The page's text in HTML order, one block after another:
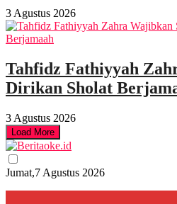
3 Agustus 2026
Tahfidz Fathiyyah
Dirikan Sholat
3 Agustus 2026
Load More
Jumat,7 Agustus 2026